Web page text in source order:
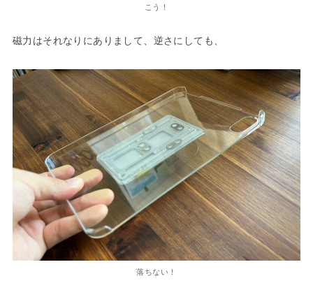
こう！
磁力はそれなりにありまして、逆さにしても、
落ちない！